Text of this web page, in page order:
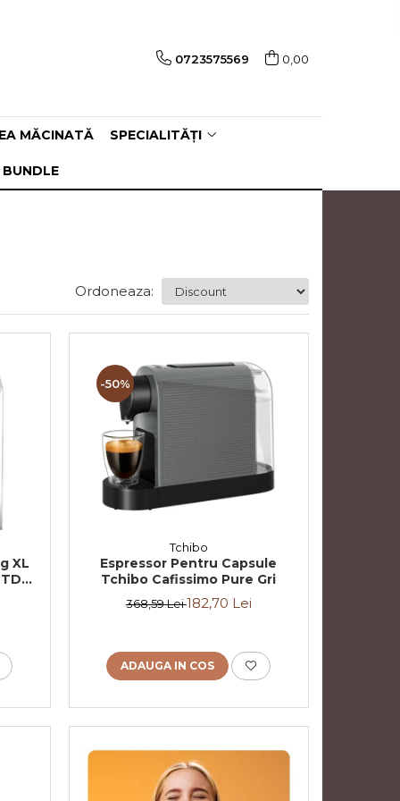
0723575569 0,00
MĂCINATĂ SPECIALITĂȚI
BUNDLE
Ordoneaza:
XL
-50%
Tchibo
Espressor Pentru Capsule
Tchibo Cafissimo Pure Gri
368,59 Lei182,70 Lei
ADAUGA IN COS